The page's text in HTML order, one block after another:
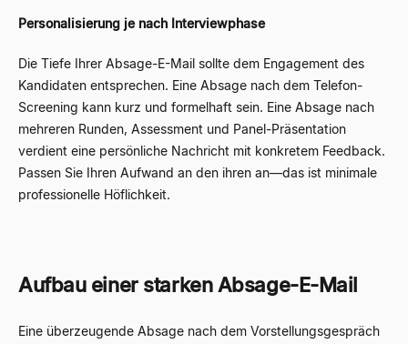
Personalisierung je nach Interviewphase
Die Tiefe Ihrer Absage-E-Mail sollte dem Engagement des
Kandidaten entsprechen. Eine Absage nach dem Telefon-
Screening kann kurz und formelhaft sein. Eine Absage nach
mehreren Runden, Assessment und Panel-Präsentation
verdient eine persönliche Nachricht mit konkretem Feedback.
Passen Sie Ihren Aufwand an den ihren an—das ist minimale
professionelle Höflichkeit.
Aufbau einer starken Absage-E-Mail
Eine überzeugende Absage nach dem Vorstellungsgespräch